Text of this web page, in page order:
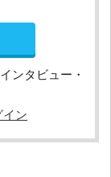
ンタビュー・
ン